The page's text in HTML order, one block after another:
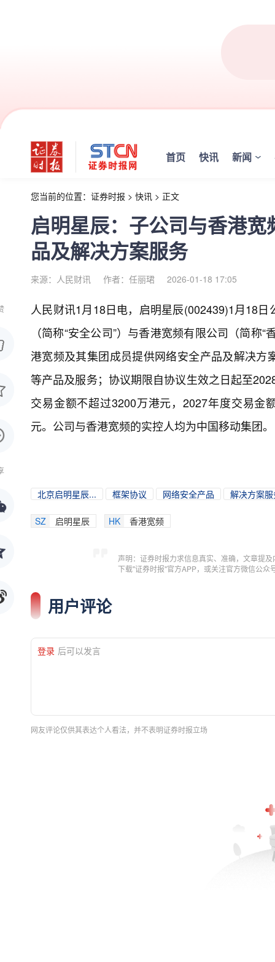
首页 快讯 新闻
您当前的位置： 证券时报 > 快讯 > 正文
启明星辰：子公司与香港
品及解决方案服务
来源：人民财讯 作者：任丽珺 2026-01-18 17:05
人民财讯1月18日电， 启明星辰(002439)1月18
（简称“安全公司”）与香港宽频有限公司（简
港宽频及其集团成员提供网络安全产品及解决
等产品及服务；协议期限自协议生效之日起至
交易金额不超过3200万港元，2027年度交易金
元。公司与香港宽频的实控人均为中国移动集团。
北京启明星辰... 框架协议 网络安全产品 解决方案
SZ 启明星辰 HK 香港宽频
声明：证券时报力求信息真实、准确，文章提
下载"证券时报"官方APP，或关注官方微信公
用户评论
登录 后可以发言
网友评论仅供其表达个人看法，并不表明证券时报立场